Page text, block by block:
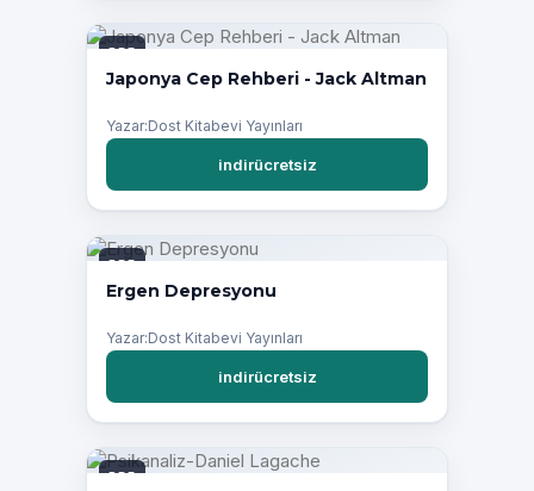
PDF
Japonya Cep Rehberi - Jack Altman
Yazar:Dost Kitabevi Yayınları
indirücretsiz
PDF
Ergen Depresyonu
Yazar:Dost Kitabevi Yayınları
indirücretsiz
PDF